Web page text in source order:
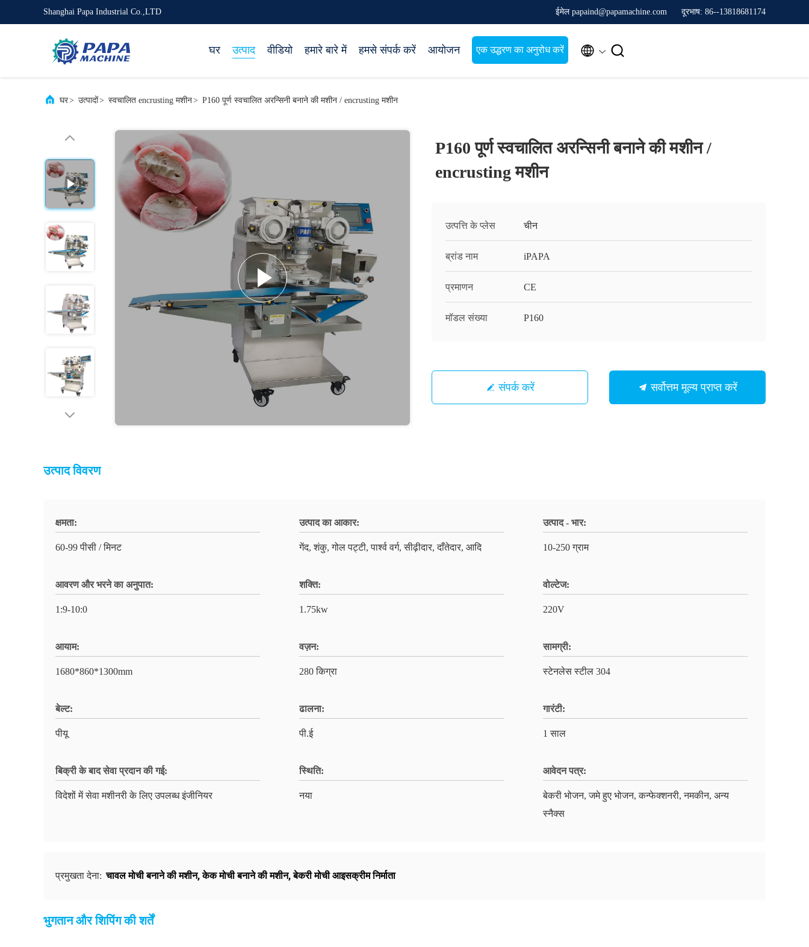
Shanghai Papa Industrial Co.,LTD ईमेल papaind@papamachine.com दूरभाष: 86--13818681174
घर उत्पाद वीडियो हमारे बारे में हमसे संपर्क करें आयोजन एक उद्धरण का अनुरोध करें  
घर> उत्पादों> स्वचालित encrusting मशीन> P160 पूर्ण स्वचालित अरन्सिनी बनाने की मशीन / encrusting मशीन
P160 पूर्ण स्वचालित अरन्सिनी बनाने की मशीन /
encrusting मशीन
उत्पत्ति के प्लेस चीन
ब्रांड नाम iPAPA
प्रमाणन CE
मॉडल संख्या P160
संपर्क करें सर्वोत्तम मूल्य प्राप्त करें
उत्पाद विवरण
क्षमता:
60-99 पीसी / मिनट
उत्पाद का आकार:
गेंद, शंकु, गोल पट्टी, पार्श्व वर्ग, सीढ़ीदार, दाँतेदार, आदि
उत्पाद - भार:
10-250 ग्राम
आवरण और भरने का अनुपात:
1:9-10:0
शक्ति:
1.75kw
वोल्टेज:
220V
आयाम:
1680*860*1300mm
वज़न:
280 किग्रा
सामग्री:
स्टेनलेस स्टील 304
बेल्ट:
पीयू
ढालना:
पी.ई
गारंटी:
1 साल
बिक्री के बाद सेवा प्रदान की गई:
विदेशों में सेवा मशीनरी के लिए उपलब्ध इंजीनियर
स्थि‍ति:
नया
आवेदन पत्र:
बेकरी भोजन, जमे हुए भोजन, कन्फेक्शनरी, नमकीन, अन्य
स्नैक्स
प्रमुखता देना: चावल मोची बनाने की मशीन,केक मोची बनाने की मशीन,बेकरी मोची आइसक्रीम निर्माता
भुगतान और शिपिंग की शर्तें